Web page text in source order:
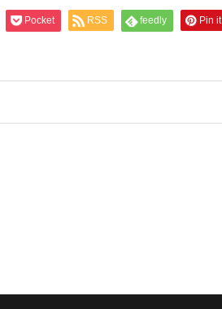
Pocket RSS feedly Pin it